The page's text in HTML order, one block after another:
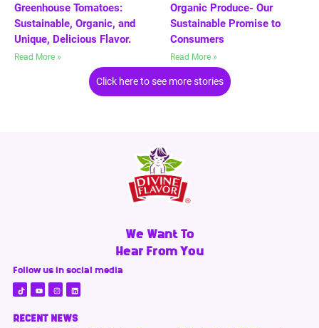
Greenhouse Tomatoes:
Sustainable, Organic, and
Unique, Delicious Flavor.
Read More »
Organic Produce- Our
Sustainable Promise to
Consumers
Read More »
Click here to see more stories
We Want To
Hear From You
Follow us in social media
RECENT NEWS